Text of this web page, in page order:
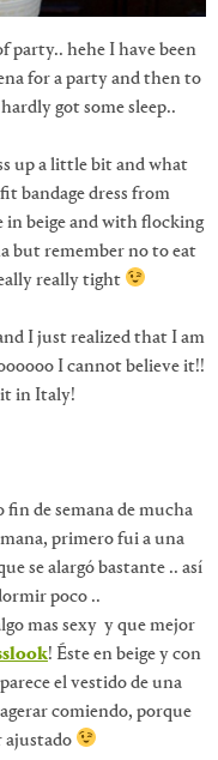
party.. hehe I have been
for a party and then to
got some sleep..
up a little bit and what
bandage dress from
in beige and with flocking
but remember no to eat
really tight
I just realized that I am
I cannot believe it!!
it in Italy!
fin de semana de mucha
primero fui a una
se alargó bastante .. así
poco ..
mas sexy y que mejor
! Éste en beige y con
el vestido de una
comiendo, porque
ajustado